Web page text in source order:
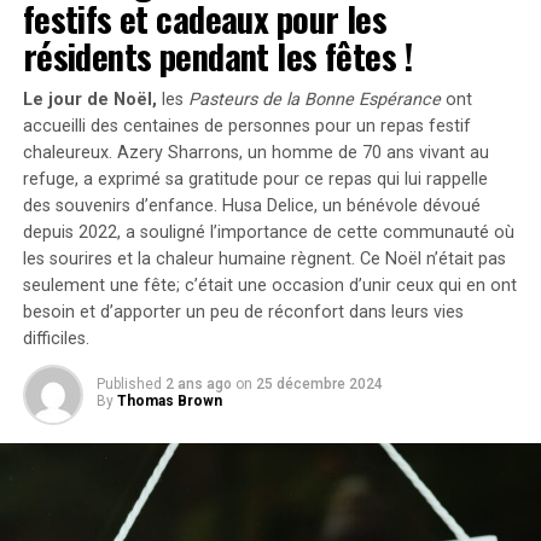
pouvant influencer des décisions de vie cruciales, telles
que le choix de carrière ou la planification familiale.
L’inégalité des revenus et l’absence de filet de sécurité
économique ne sont pas uniques aux résidents ; il est
également essentiel que d’autres professionnels de la
santé, responsables de décisions critiques concernant
les soins aux patients, tels que les infirmiers praticiens
et les assistants médicaux, soient également
correctement rémunérés.
Au-delà d’une rémunération équitable, plusieurs autres
voies peuvent être explorées pour améliorer le bien-être
des résidents. Bien que les preuves concernant
l’efficacité des programmes de bien-être dans la
formation médicale soient limitées, il est clair que des
changements significatifs doivent impliquer à la fois les
résidents et leurs institutions. Des programmes réussis
ont mis en œuvre des
tels que
festifs et cadeaux pour les
résidents pendant les fêtes !
Le jour de Noël, les Pasteurs de la Bonne Espéranceont
accueilli des centaines de personnes pour un repas festif
chaleureux. Azery Sharrons, un homme de 70 ans vivant au
refuge, a exprimé sa gratitude pour ce repas qui lui rappelle
des souvenirs d’enfance. Husa Delice, un bénévole dévoué
depuis 2022, a souligné l’importance de cette communauté où
les sourires et la chaleur humaine règnent. Ce Noël n’était pas
seulement une fête; c’était une occasion d’unir ceux qui en ont
besoin et d’apporter un peu de réconfort dans leurs vies
difficiles.
Published 2 ans ago on 25 décembre 2024
By Thomas Brown